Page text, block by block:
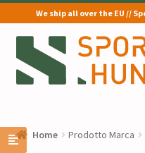
We ship all over the EU //
Vai
alla
navigazione
Vai
al
contenuto
Home Prodotto Marca